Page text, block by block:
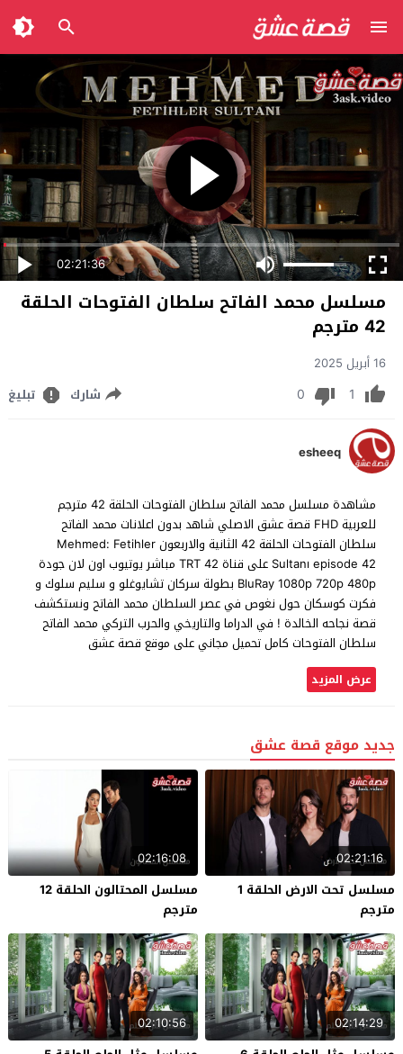
02:21:36
مسلسل محمد الفاتح سلطان الفتوحات الحلقة
42 مترجم
16 أبريل 2025
1
0 شارك تبليغ
esheeq
مشاهدة مسلسل محمد الفاتح سلطان الفتوحات الحلقة 42 مترجم
للعربية FHD قصة عشق الاصلي شاهد بدون اعلانات محمد الفاتح
سلطان الفتوحات الحلقة 42 الثانية والاربعون Mehmed: Fetihler
Sultanı episode 42 على قناة TRT 42 مباشر يوتيوب اون لان جودة
BluRay 1080p 720p 480p بطولة سركان تشايوغلو و سليم سلوك و
فكرت كوسكان حول نغوص في عصر السلطان محمد الفاتح ونستكشف
قصة نجاحه الخالدة ! في الدراما والتاريخي والحرب التركي محمد الفاتح
سلطان الفتوحات كامل تحميل مجاني على موقع قصة عشق
عرض المزيد
جديد موقع قصة عشق
02:21:16
مسلسل تحت الارض الحلقة 1
مترجم
02:16:08
مسلسل المحتالون الحلقة 12
مترجم
02:14:29
02:10:56